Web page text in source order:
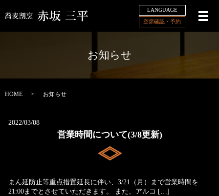
LANGUAGE
空席確認・予約
メ
お知らせ
HOME お知らせ
2022/03/08
営業時間について(3/8更新)
まん延防止等重点措置延長に伴い、3/21（月）まで営業時間を
21:00までとさせていただきます。 また、アルコ […]